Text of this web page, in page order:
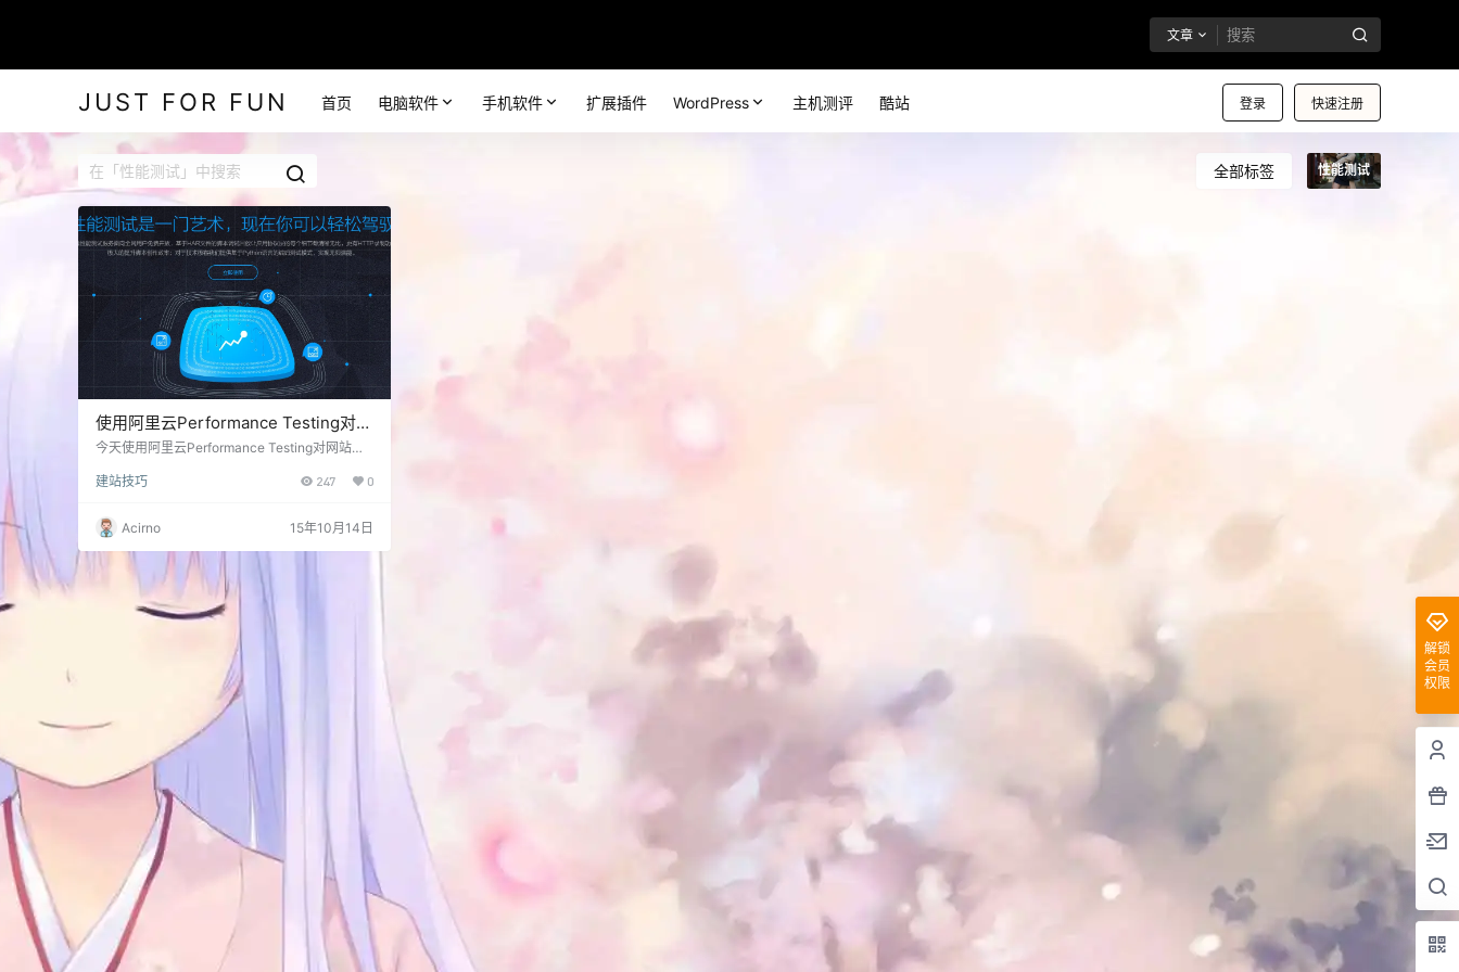
文章
JUST FOR FUN 登录 快速注册
首页 电脑软件 手机软件 扩展插件 WordPress 主机测评 酷站
全部标签 性能测试
使用阿里云Performance Testing对网
站做性能测试
今天使用阿里云Performance Testing对网站做
前几天用来测试php7的那个vps比较强，300并
几天放的代码显示单页50次查询）0.43％的失
败率 看来确实需要考虑给博客挪个窝了。目前博
客使用的是namecheap的空间（美国）唯二的
好处是不限流量（但是io最大1.5M/s）和空间大
（20G），其他的…
建站技巧 247 0
Acirno 15年10月14日
解锁
会员
权限